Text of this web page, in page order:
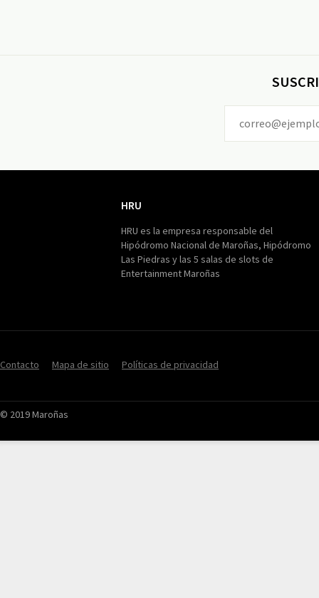
HRU
HRU es la empresa responsable del
Hipódromo Nacional de Maroñas, Hipódromo
Las Piedras y las 5 salas de slots de
Entertainment Maroñas
Contacto Mapa de sitio Políticas de privacidad
© 2019 Maroñas